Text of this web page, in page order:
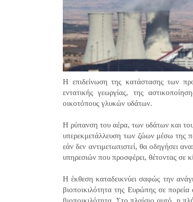
Η επιδείνωση της κατάστασης των
εντατικής γεωργίας, της
οικοτόπους γλυκών υδάτων.
Η ρύπανση του αέρα, των υδάτων και
υπερεκμετάλλευση των ζώων μέσω της
εάν δεν αντιμετωπιστεί, θα οδηγήσει
υπηρεσιών που προσφέρει, θέτοντας σε
Η έκθεση καταδεικνύει σαφώς την
βιοποικιλότητα της Ευρώπης σε